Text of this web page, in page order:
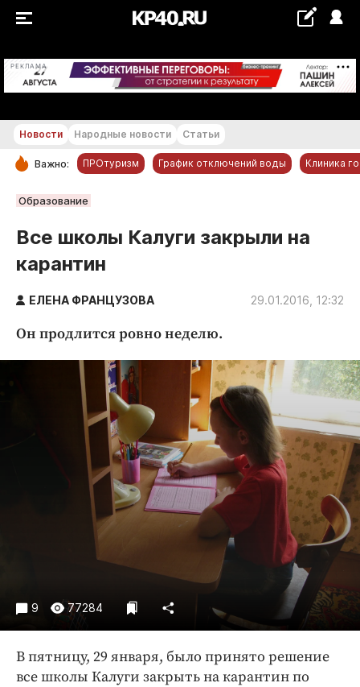
РЕКЛАМА +20...+21 °С
РУБРИКИ
Новости компаний
Статьи
Народные новости
Благоустройство
Криминал
Культура
Недвижимость и ЖКХ
Образование
Общество
Погода
Праздники
Происшествия
ПРОЕКТЫ
Блоги
Издания
Новости Народные новости Статьи
Важно: ПРОтуризм График отключений воды Клиника
Образование
Все школы Калуги закрыли на
карантин
ЕЛЕНА ФРАНЦУЗОВА 29.01.2016, 12:32
Он продлится ровно неделю.
9 77284
В пятницу, 29 января, было принято решение
все школы Калуги закрыть на карантин по